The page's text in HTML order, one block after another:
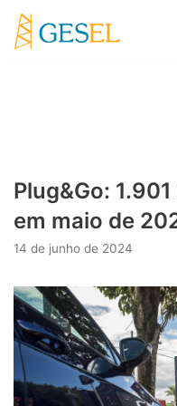
Pular
para
Plug&Go:
em maio de
14 de junho de 2024